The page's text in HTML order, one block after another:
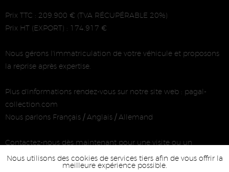
Prix TTC : 209.900 € (TVA RÉCUPÉRABLE 20%)
Prix HT (EXPORT) : 174.917 €
Nous gérons l'immatriculation de votre véhicule et proposons
la reprise après expertise.
Plus d'informations rendez-vous sur notre site web : pagal-
collection.com
Nous parlons Français / Anglais / Allemand
Contactez-nous dès maintenant pour une visite ou un
renseignement !
L'équipe Pagal Collection.
Nous utilisons des cookies de services tiers afin de vous offrir la
meilleure expérience possible.